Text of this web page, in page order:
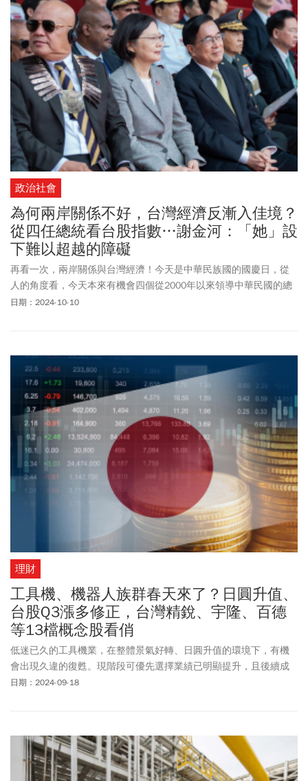
政治社會
為何兩岸關係不好，台灣經濟反漸入佳境？
從四任總統看台股指數…謝金河：「她」設
下難以超越的障礙
再看一次，兩岸關係與台灣經濟！今天是中華民族國的國慶日，從
人的角度看，今天本來有機會四個從2000年以來領導中華民國的總
統可以聚在一起，但可惜的是馬英九前總統以抗議賴總統「新兩國
日期：2024-10-10
理財
工具機、機器人族群春天來了？日圓升值、
台股Q3漲多修正，台灣精銳、宇隆、百德
等13檔概念股看俏
低迷已久的工具機業，在整體景氣好轉、日圓升值的環境下，有機
會出現久違的復甦。現階段可優先選擇業績已明顯提升，且後續成
長跡象明確的公司布局。
日期：2024-09-18